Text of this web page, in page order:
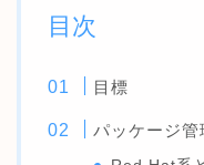
目次
目標
パッケージ管